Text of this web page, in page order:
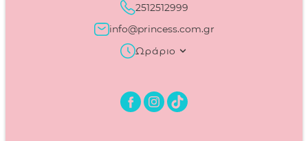
2512512999
info@princess.com.gr
Ωράριο